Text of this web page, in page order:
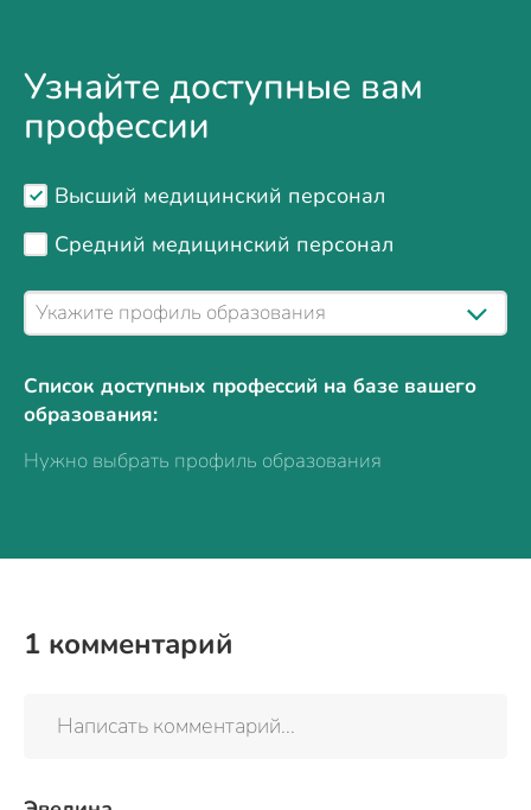
Узнайте доступные вам
профессии
Высший медицинский персонал
Средний медицинский персонал
Список доступных профессий на базе вашего
образования:
Нужно выбрать профиль образования
1 комментарий
Написать комментарий...